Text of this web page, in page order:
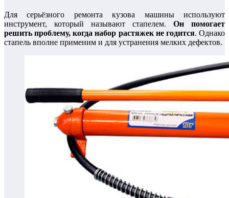
Для серьёзного ремонта кузова машины используют
инструмент, который называют стапелем. Он помогает
решить проблему, когда набор растяжек не годится. Однако
стапель вполне применим и для устранения мелких дефектов.